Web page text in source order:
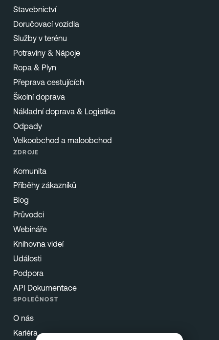
Stavebnictví
Doručovací vozidla
Služby v terénu
Potraviny & Nápoje
Ropa & Plyn
Přeprava cestujících
Školní doprava
Nákladní doprava & Logistika
Odpady
Velkoobchod a maloobchod
ZDROJE
Komunita
Příběhy zákazníků
Blog
Průvodci
Webináře
Knihovna videí
Události
Podpora
API Dokumentace
SPOLEČNOST
O nás
Kariéra